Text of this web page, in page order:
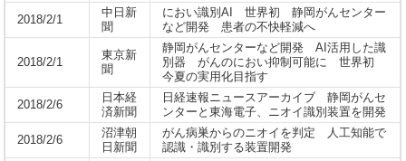
2018/2/1
中日新
聞
におい識別AI 世界初 静岡がんセンター
など開発 患者の不快軽減へ
2018/2/1
東京新
聞
静岡がんセンターなど開発 AI活用した識
別器 がんのにおい抑制可能に 世界初
今夏の実用化目指す
2018/2/6
日本経
済新聞
日経速報ニュースアーカイブ 静岡がんセ
ンターと東海電子、ニオイ識別装置を開発
2018/2/6
沼津朝
日新聞
がん病巣からのニオイを判定 人工知能で
認識・識別する装置開発